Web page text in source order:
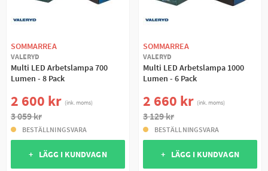
SOMMARREA
VALERYD
Multi LED Arbetslampa 700
Lumen - 8 Pack
2 600 kr (ink. moms)
3 059 kr
BESTÄLLNINGSVARA
+ LÄGG I KUNDVAGN
SOMMARREA
VALERYD
Multi LED Arbetslampa 1000
Lumen - 6 Pack
2 660 kr (ink. moms)
3 129 kr
BESTÄLLNINGSVARA
+ LÄGG I KUNDVAGN